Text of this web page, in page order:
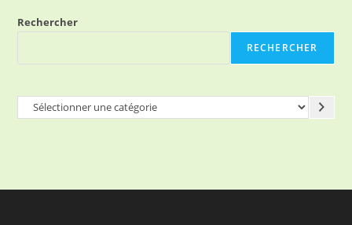
Rechercher
RECHERCHER
Sélectionner